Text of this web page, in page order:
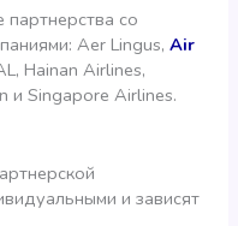
со
Aer Lingus,Air
Hainan Airlines,
и Singapore Airlines.
и зависят